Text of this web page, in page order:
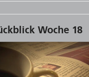
Woche 18